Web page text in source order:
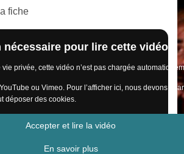
fiche
pour lire cette vidéo
privée, cette vidéo n’est pas chargée
ou Vimeo. Pour l’afficher ici, nous devons
déposer des cookies.
Accepter et lire la vidéo
En savoir plus